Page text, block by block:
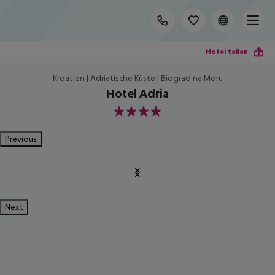
Hotel teilen
Kroatien | Adriatische Küste | Biograd na Moru
Hotel Adria
4
Previous
Next